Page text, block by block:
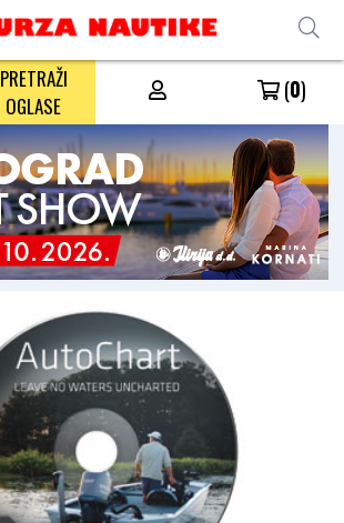
PRETRAŽI
OGLASE
(0)